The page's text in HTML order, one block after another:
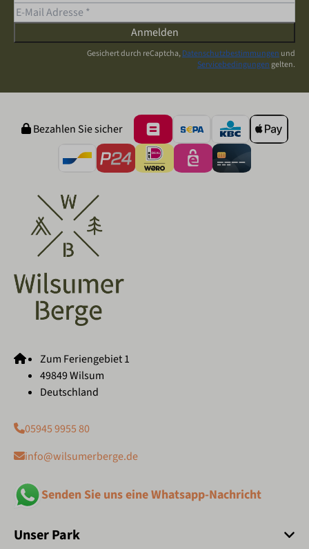
Anmelden
Gesichert durch reCaptcha,Datenschutzbestimmungen und
Servicebedingungengelten.
Bezahlen Sie sicher
Zum Feriengebiet 1
49849 Wilsum
Deutschland
05945 9955 80
info@wilsumerberge.de
Senden Sie uns eine Whatsapp-Nachricht
Unser Park